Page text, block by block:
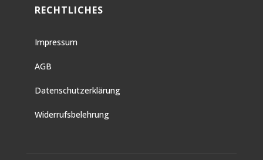
RECHTLICHES
Impressum
AGB
Datenschutzerklärung
Widerrufsbelehrung